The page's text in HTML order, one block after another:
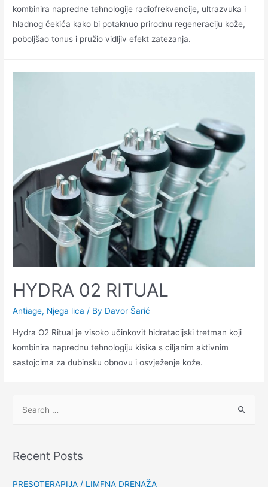
kombinira napredne tehnologije radiofrekvencije, ultrazvuka i
hladnog čekića kako bi potaknuo prirodnu regeneraciju kože,
poboljšao tonus i pružio vidljiv efekt zatezanja.
HYDRA 02 RITUAL
Antiage, Njega lica / By Davor Šarić
Hydra O2 Ritual je visoko učinkovit hidratacijski tretman koji
kombinira naprednu tehnologiju kisika s ciljanim aktivnim
sastojcima za dubinsku obnovu i osvježenje kože.
Recent Posts
PRESOTERAPIJA / LIMFNA DRENAŽA